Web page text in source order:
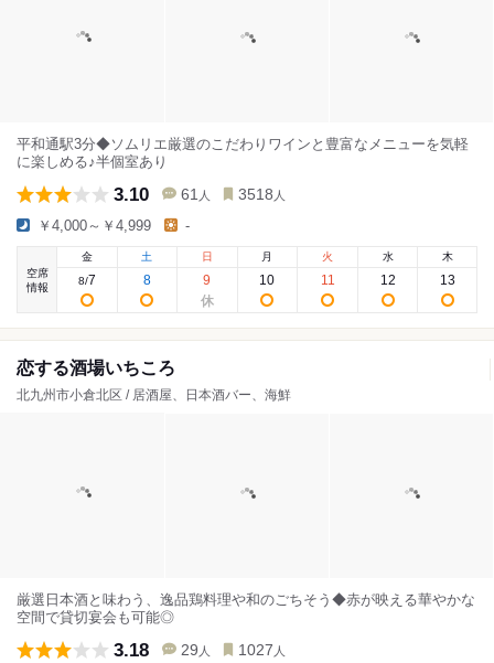
平和通駅3分◆ソムリエ厳選のこだわりワインと豊富なメニューを気軽
に楽しめる♪半個室あり
3.10 61 人 3518 人
￥4,000～￥4,999 -
空席
情報
金
8/7
土
8
日
9
月
10
火
11
水
12
木
13
恋する酒場いちころ
北九州市小倉北区 / 居酒屋、日本酒バー、海鮮
厳選日本酒と味わう、逸品鶏料理や和のごちそう◆赤が映える華やかな
空間で貸切宴会も可能◎
3.18 29 人 1027 人